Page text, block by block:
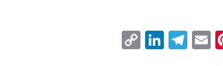
Pi
E
T
Li